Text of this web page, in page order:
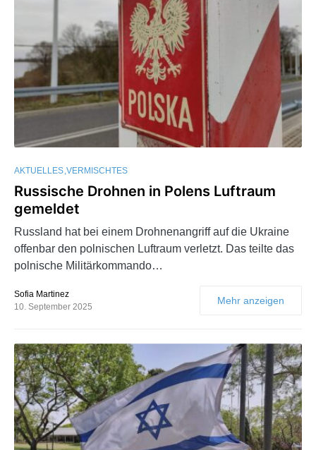
AKTUELLES VERMISCHTES
Russische Drohnen in Polens Luftraum
gemeldet
Russland hat bei einem Drohnenangriff auf die Ukraine
offenbar den polnischen Luftraum verletzt. Das teilte das
polnische Militärkommando…
Sofia Martinez
10. September 2025
Mehr anzeigen